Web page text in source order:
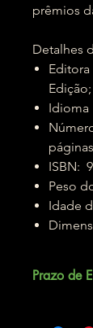
prêmios
Detalhes
Editora ‏ : ‎ Estrela Cultural; 1ª
Número
páginas
ISBN:
Prazo de